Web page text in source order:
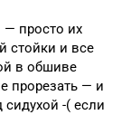
— просто их
стойки и все
в обшиве
прорезать — и
-( если